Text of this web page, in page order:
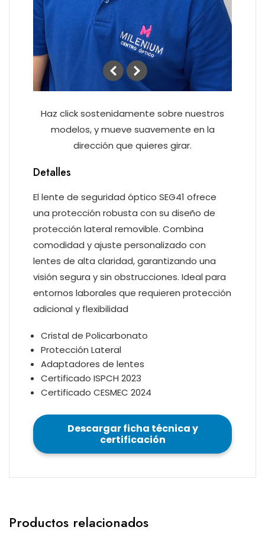
Haz click sostenidamente sobre nuestros
modelos, y mueve suavemente en la
dirección que quieres girar.
Detalles
El lente de seguridad óptico SEG41 ofrece
una protección robusta con su diseño de
protección lateral removible. Combina
comodidad y ajuste personalizado con
lentes de alta claridad, garantizando una
visión segura y sin obstrucciones. Ideal para
entornos laborales que requieren protección
adicional y flexibilidad
Cristal de Policarbonato
Protección Lateral
Adaptadores de lentes
Certificado ISPCH 2023
Certificado CESMEC 2024
Descargar ficha técnica y
certificación
Productos relacionados